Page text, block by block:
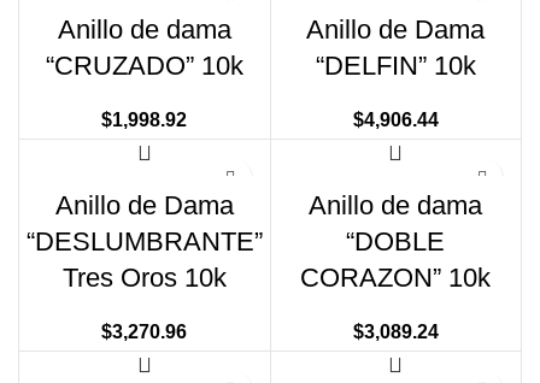
Anillo de dama
“CRUZADO” 10k
$1,998.92
Anillo de Dama
“DELFIN” 10k
$4,906.44
Anillo de Dama
“DESLUMBRANTE”
Tres Oros 10k
$3,270.96
Anillo de dama
“DOBLE
CORAZON” 10k
$3,089.24